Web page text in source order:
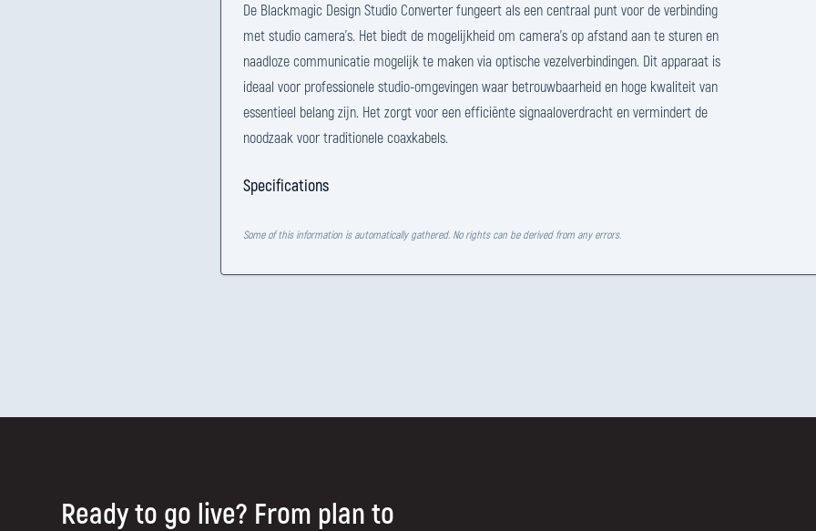
De Blackmagic Design Studio Converter fungeert als een centraal punt voor de verbinding
met studio camera's. Het biedt de mogelijkheid om camera's op afstand aan te sturen en
naadloze communicatie mogelijk te maken via optische vezelverbindingen. Dit apparaat is
ideaal voor professionele studio-omgevingen waar betrouwbaarheid en hoge kwaliteit van
essentieel belang zijn. Het zorgt voor een efficiënte signaaloverdracht en vermindert de
noodzaak voor traditionele coaxkabels.
Specifications
Some of this information is automatically gathered. No rights can be derived from any errors.
Ready to go live? From plan to